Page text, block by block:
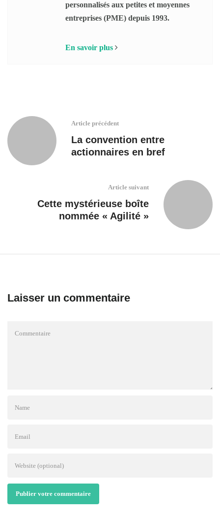
personnalisés aux petites et moyennes
entreprises (PME) depuis 1993.
En savoir plus
Article précédent
La convention entre
actionnaires en bref
Article suivant
Cette mystérieuse boîte
nommée « Agilité »
Laisser un commentaire
Publier votre commentaire